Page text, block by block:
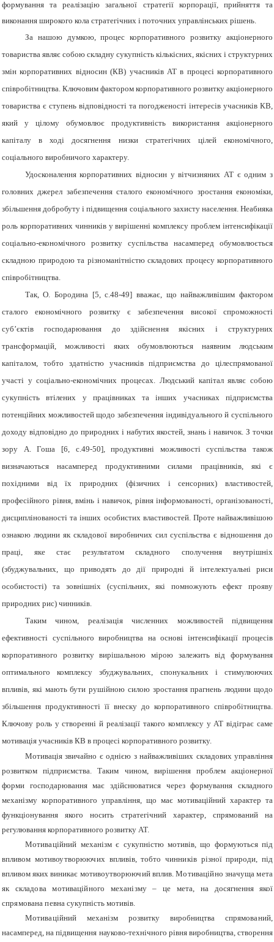
формування та реалізацію загальної стратегії корпорації, прийняття та
виконання широкого кола стратегічних і поточних управлінських рішень.
За нашою думкою, процес корпоративного розвитку акціонерного
товариства являє собою складну сукупність кількісних, якісних і структурних
змін корпоративних відносин (КВ) учасників АТ в процесі корпоративного
співробітництва. Ключовим фактором корпоративного розвитку акціонерного
товариства є ступень відповідності та погодженості інтересів учасників КВ,
який у цілому обумовлює продуктивність використання акціонерного
капіталу в ході досягнення низки стратегічних цілей економічного,
соціального виробничого характеру.
Удосконалення корпоративних відносин у вітчизняних АТ є одним з
головних джерел забезпечення сталого економічного зростання економіки,
збільшення добробуту і підвищення соціального захисту населення. Неабияка
роль корпоративних чинників у вирішенні комплексу проблем інтенсифікації
соціально-економічного розвитку суспільства насамперед обумовлюється
складною природою та різноманітністю складових процесу корпоративного
співробітництва.
Так, О. Бородина [5, с.48-49] вважає, що найважливішим фактором
сталого економічного розвитку є забезпечення високої спроможності
суб’єктів господарювання до здійснення якісних і структурних
трансформацій, можливості яких обумовлюються наявним людським
капіталом, тобто здатністю учасників підприємства до цілеспрямованої
участі у соціально-економічних процесах. Людський капітал являє собою
сукупність втілених у працівниках та інших учасниках підприємства
потенційних можливостей щодо забезпечення індивідуального й суспільного
доходу відповідно до природних і набутих якостей, знань і навичок. З точки
зору А. Гоша [6,
с.49-50], продуктивні можливості суспільства також
визначаються насамперед продуктивними силами працівників, які є
похідними від їх природних (фізичних і сенсорних) властивостей,
професійного рівня, вмінь і навичок, рівня інформованості, організованості,
дисциплінованості та інших особистих властивостей. Проте найважливішою
ознакою людини як складової виробничих сил суспільства є відношення до
праці, яке стає результатом складного сполучення внутрішніх
(збуджувальних, що приводять до дії природні й інтелектуальні риси
особистості) та зовнішніх (суспільних, які помножують ефект прояву
природних рис) чинників.
Таким чином, реалізація численних можливостей підвищення
ефективності суспільного виробництва на основі інтенсифікації процесів
корпоративного розвитку вирішальною мірою залежить від формування
оптимального комплексу збуджувальних, спонукальних і стимулюючих
впливів, які мають бути рушійною силою зростання прагнень людини щодо
збільшення продуктивності її внеску до корпоративного співробітництва.
Ключову роль у створенні й реалізації такого комплексу у АТ відіграє саме
мотивація учасників КВ в процесі корпоративного розвитку.
Мотивація звичайно є однією з найважливіших складових управління
розвитком підприємства.Таким чином, вирішення проблем акціонерної
форми господарювання має здійснюватися через формування складного
механізму корпоративного управління, що має мотиваційний характер та
функціонування якого носить стратегічний характер, спрямований на
регулювання корпоративного розвитку АТ.
Мотиваційний механізм є сукупністю мотивів, що формуються під
впливом мотивоутворюючихвпливів, тобто чинниківрізної природи, під
впливом яких виникає мотивоутворюючийвплив.Мотиваційно значуща мета
як складова мотиваційного механізму – це мета,на досягнення якої
спрямована певна сукупність мотивів.
Мотиваційниймеханізм розвитку виробництва спрямований,
насамперед, на підвищення науково-технічного рівня виробництва, створення